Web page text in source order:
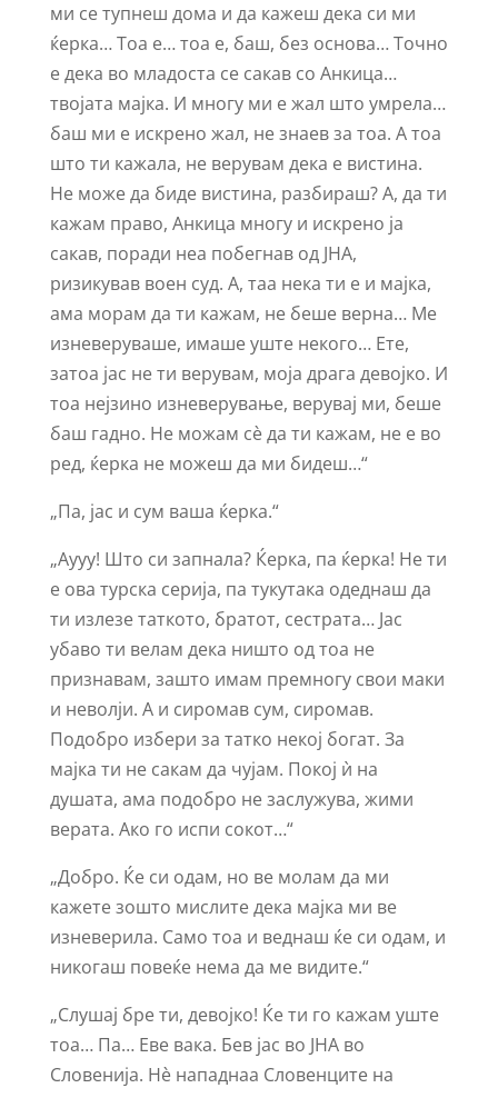
ми се тупнеш дома и да кажеш дека си ми
ќерка… Тоа е… тоа е, баш, без основа… Точно
е дека во младоста се сакав со Анкица…
твојата мајка. И многу ми е жал што умрела…
баш ми е искрено жал, не знаев за тоа. А тоа
што ти кажала, не верувам дека е вистина.
Не може да биде вистина, разбираш? А, да ти
кажам право, Анкица многу и искрено ја
сакав, поради неа побегнав од ЈНА,
ризикував воен суд. А, таа нека ти е и мајка,
ама морам да ти кажам, не беше верна… Ме
изневеруваше, имаше уште некого… Ете,
затоа јас не ти верувам, моја драга девојко. И
тоа нејзино изневерување, верувај ми, беше
баш гадно. Не можам сѐ да ти кажам, не е во
ред, ќерка не можеш да ми бидеш…“
„Па, јас и сум ваша ќерка.“
„Аууу! Што си запнала? Ќерка, па ќерка! Не ти
е ова турска серија, па тукутака одеднаш да
ти излезе таткото, братот, сестрата… Јас
убаво ти велам дека ништо од тоа не
признавам, зашто имам премногу свои маки
и неволји. А и сиромав сум, сиромав.
Подобро избери за татко некој богат. За
мајка ти не сакам да чујам. Покој ѝ на
душата, ама подобро не заслужува, жими
верата. Ако го испи сокот…“
„Добро. Ќе си одам, но ве молам да ми
кажете зошто мислите дека мајка ми ве
изневерила. Само тоа и веднаш ќе си одам, и
никогаш повеќе нема да ме видите.“
„Слушај бре ти, девојко! Ќе ти го кажам уште
тоа… Па… Еве вака. Бев јас во ЈНА во
Словенија. Нѐ нападнаа Словенците на